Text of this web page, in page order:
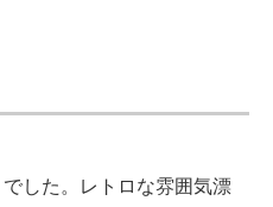
した。レトロな雰囲気漂